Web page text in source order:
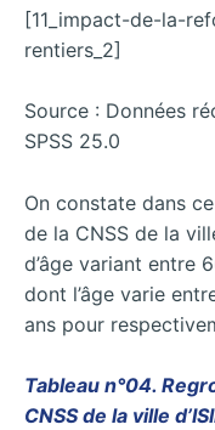
[11_impact-de-la-
rentiers_2]
Source : Données
SPSS 25.0
On constate dans
de la CNSS de la
d’âge variant entre
dont l’âge varie
ans pour
Tableau n°04.
CNSS de la ville